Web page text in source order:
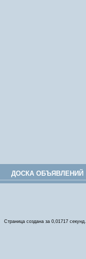
ДОСКА ОБЪЯВЛЕНИЙ
Страница создана за 0,01717 секунд.